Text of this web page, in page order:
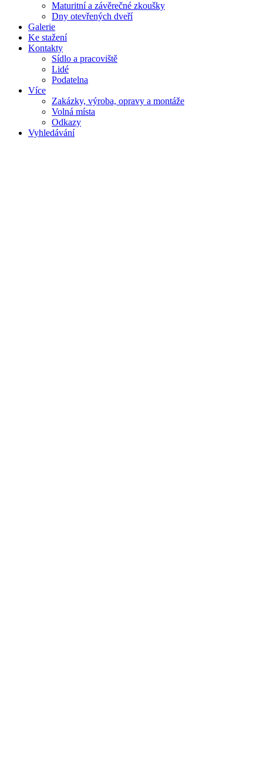
Maturitní a závěrečné zkoušky
Dny otevřených dveří
Galerie
Ke stažení
Kontakty
Sídlo a pracoviště
Lidé
Podatelna
Více
Zakázky, výroba, opravy a montáže
Volná místa
Odkazy
Vyhledávání